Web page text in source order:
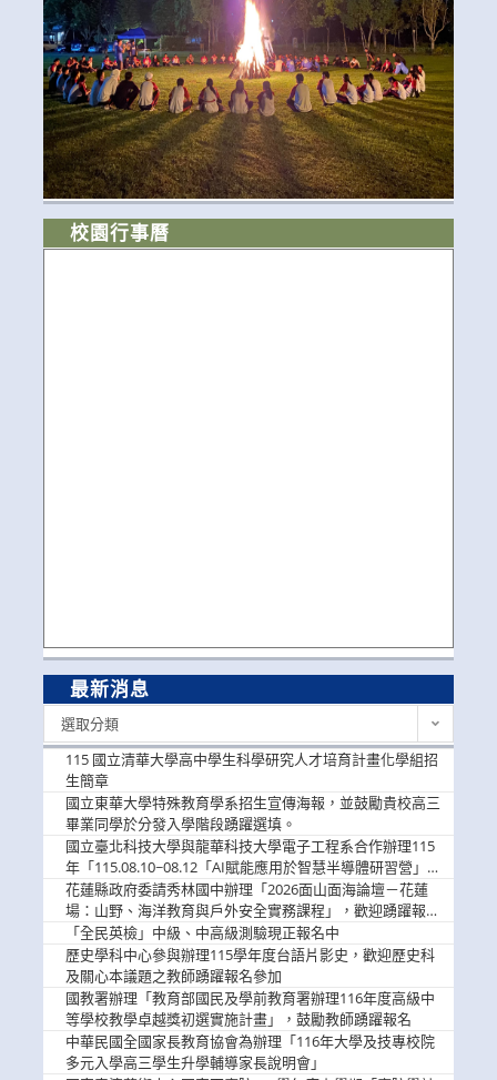
校園行事曆
最新消息
選取分類
115 國立清華大學高中學生科學研究人才培育計畫化學組招
生簡章
國立東華大學特殊教育學系招生宣傳海報，並鼓勵貴校高三
畢業同學於分發入學階段踴躍選填。
國立臺北科技大學與龍華科技大學電子工程系合作辦理115
年「115.08.10~08.12「AI賦能應用於智慧半導體研習營」，
歡迎學生踴躍報名參加
花蓮縣政府委請秀林國中辦理「2026面山面海論壇－花蓮
場：山野、海洋教育與戶外安全實務課程」，歡迎踴躍報名
參加
「全民英檢」中級、中高級測驗現正報名中
歷史學科中心參與辦理115學年度台語片影史，歡迎歷史科
及關心本議題之教師踴躍報名參加
國教署辦理「教育部國民及學前教育署辦理116年度高級中
等學校教學卓越獎初選實施計畫」，鼓勵教師踴躍報名
中華民國全國家長教育協會為辦理「116年大學及技專校院
多元入學高三學生升學輔導家長說明會」